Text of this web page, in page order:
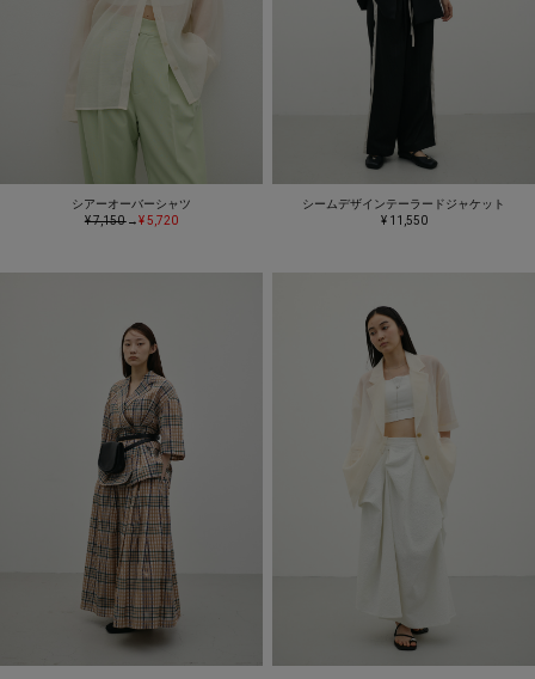
シアーオーバーシャツ
¥ 7,150→¥ 5,720
シームデザインテーラードジャケット
¥ 11,550